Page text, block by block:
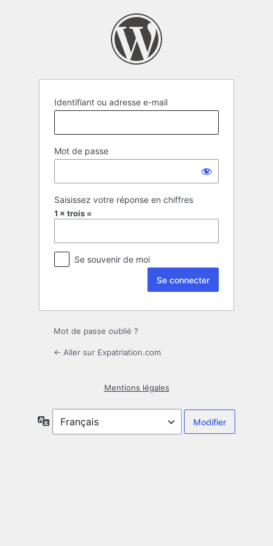
Identifiant ou adresse e-mail
Mot de passe
Saisissez votre réponse en chiffres
1 × trois =
Se souvenir de moi
Mot de passe oublié ?
← Aller sur Expatriation.com
Mentions légales
Langue